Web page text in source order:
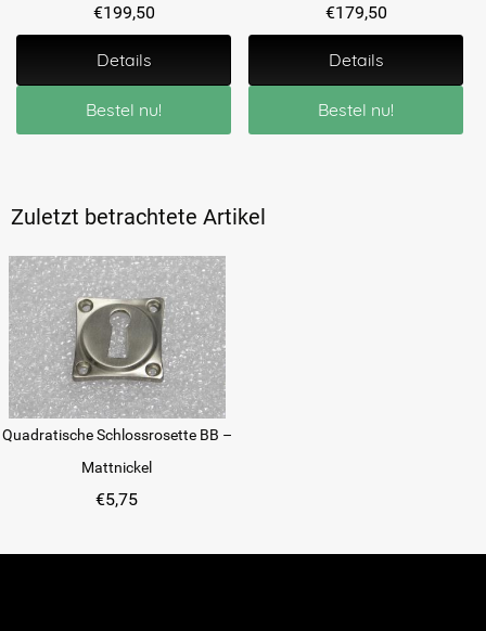
€199,50
Details
Bestel nu!
€179,50
Details
Bestel nu!
Zuletzt betrachtete Artikel
Quadratische Schlossrosette BB –
Mattnickel
€5,75